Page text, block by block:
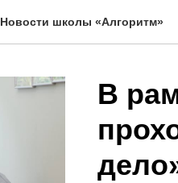
Новости школы «Алгоритм»
В